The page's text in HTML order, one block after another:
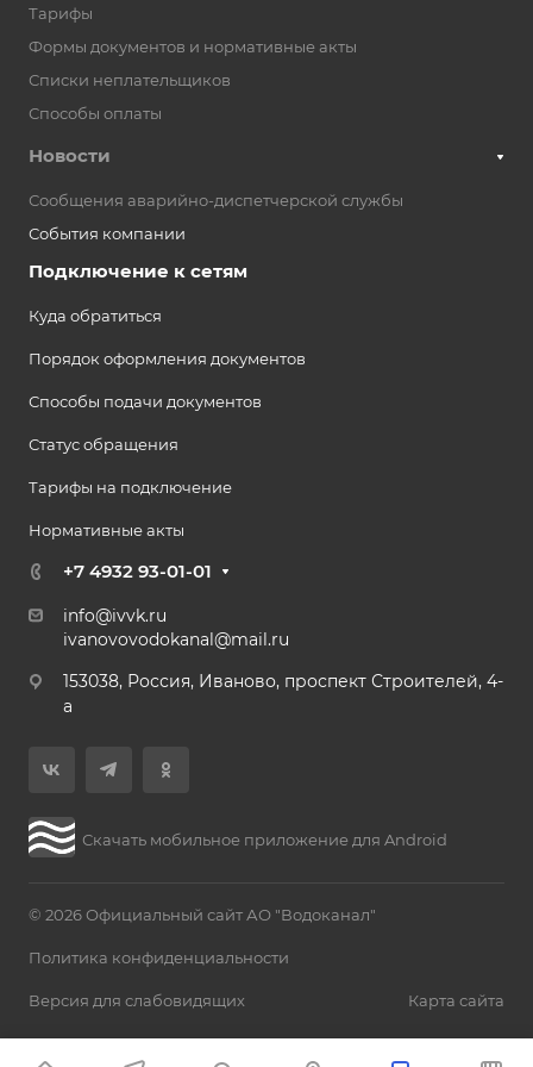
Тарифы
Формы документов и нормативные акты
Списки неплательщиков
Способы оплаты
Новости
Сообщения аварийно-диспетчерской службы
События компании
Подключение к сетям
Куда обратиться
Порядок оформления документов
Способы подачи документов
Статус обращения
Тарифы на подключение
Нормативные акты
+7 4932 93-01-01
info@ivvk.ru
ivanovovodokanal@mail.ru
153038, Россия, Иваново, проспект Строителей, 4-
а
Скачать мобильное приложение для Android
© 2026 Официальный сайт АО "Водоканал"
Политика конфиденциальности
Версия для слабовидящих Карта сайта